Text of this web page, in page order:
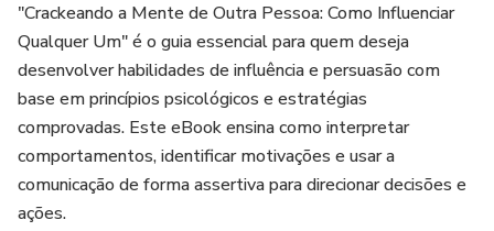
"Crackeando a Mente de Outra Pessoa: Como Influenciar
Qualquer Um" é o guia essencial para quem deseja
desenvolver habilidades de influência e persuasão com
base em princípios psicológicos e estratégias
comprovadas. Este eBook ensina como interpretar
comportamentos, identificar motivações e usar a
comunicação de forma assertiva para direcionar decisões e
ações.